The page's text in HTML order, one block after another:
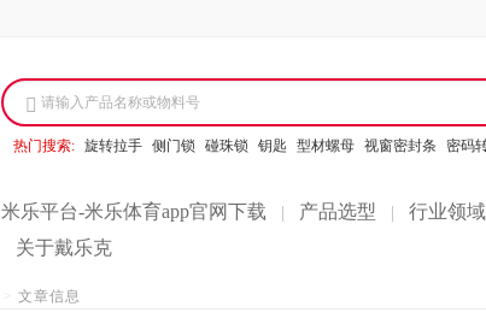
请输入产品名称或物料号
热门搜索: 旋转拉手 侧门锁 碰珠锁 钥匙 型材螺母 视窗密封条 密码
米乐平台-米乐体育app官网下载 产品选型 行业领域
关于戴乐克
> 文章信息